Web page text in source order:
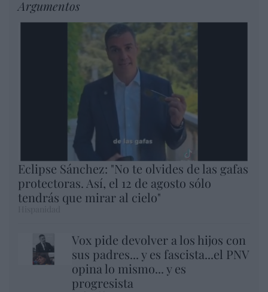
Argumentos
Eclipse Sánchez: "No te olvides de las gafas
protectoras. Así, el 12 de agosto sólo
tendrás que mirar al cielo"
Vox pide devolver a los hijos con
sus padres... y es fascista...el PNV
opina lo mismo... y es
progresista